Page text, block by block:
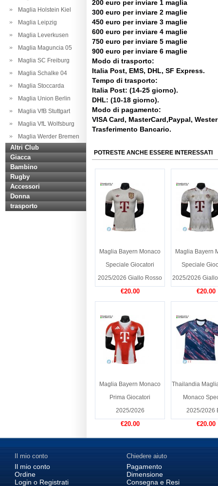
Maglia Holstein Kiel
Maglia Leipzig
Maglia Leverkusen
Maglia Maguncia 05
Maglia SC Freiburg
Maglia Schalke 04
Maglia Stoccarda
Maglia Union Berlin
Maglia VfB Stuttgart
Maglia VfL Wolfsburg
Maglia Werder Bremen
Altri Club
Giacca
Bambino
Rugby
Accessori
Donna
trasporto
200 euro per inviare 1 maglia
300 euro per inviare 2 maglie
450 euro per inviare 3 maglie
600 euro per inviare 4 maglie
750 euro per inviare 5 maglie
900 euro per inviare 6 maglie
Modo di trasporto:
Italia Post, EMS, DHL, SF Express.
Tempo di trasporto:
Italia Post: (14-25 giorno).
DHL: (10-18 giorno).
Modo di pagamento:
VISA Card, MasterCard,Paypal,
Trasferimento Bancario.
POTRESTE ANCHE ESSERE INTERESSATI
Maglia Bayern Monaco
Speciale Giocatori
2025/2026 Giallo Rosso
€20.00
Maglia Bayern
Speciale
2025/2026
€20.00
Maglia Bayern Monaco
Prima Giocatori
2025/2026
€20.00
Thailandia
Monaco
2025/2026
€20.00
Il mio conto
Il mio conto
Ordine
Login o Registrati
Chiedere aiuto
Pagamento
Dimensione
Consegna e Resi